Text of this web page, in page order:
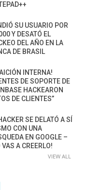
SU USUARIO POR
Y DESATÓ EL
DEL AÑO EN LA
DE BRASIL
INTERNA!
DE SOPORTE DE
HACKEARON
DE CLIENTES”
SE DELATÓ A SÍ
CON UNA
EN GOOGLE –
VAS A CREERLO!
VIEW ALL